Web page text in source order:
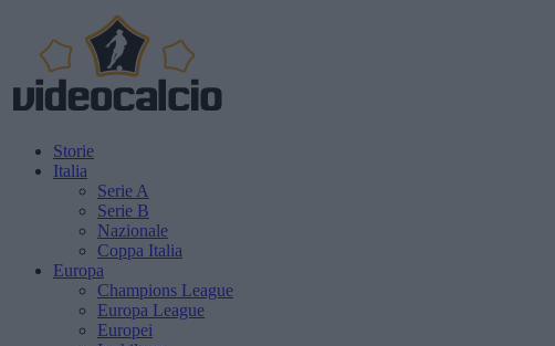
Storie
Italia
Serie A
Serie B
Nazionale
Coppa Italia
Europa
Champions League
Europa League
Europei